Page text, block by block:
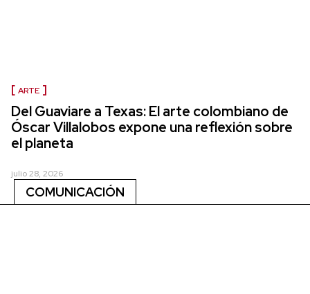
ARTE
Del Guaviare a Texas: El arte colombiano de
Óscar Villalobos expone una reflexión sobre
el planeta
julio 28, 2026
COMUNICACIÓN